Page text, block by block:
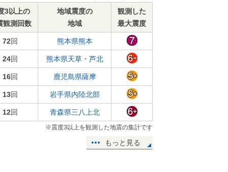
3以上の
観測回数
地域震度の
地域
観測した
最大震度
72回 熊本県熊本
24回 熊本県天草・芦北
16回 鹿児島県薩摩
13回 岩手県内陸北部
12回 青森県三八上北
※震度3以上を観測した地震の集計です
もっと見る